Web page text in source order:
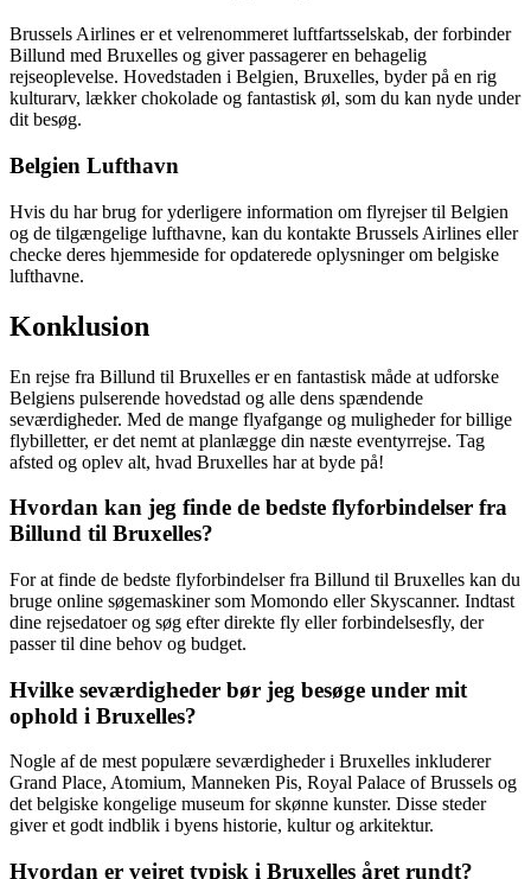
Brussels Airlines er et velrenommeret luftfartsselskab, der forbinder
Billund med Bruxelles og giver passagerer en behagelig
rejseoplevelse. Hovedstaden i Belgien, Bruxelles, byder på en rig
kulturarv, lækker chokolade og fantastisk øl, som du kan nyde under
dit besøg.
Belgien Lufthavn
Hvis du har brug for yderligere information om flyrejser til Belgien
og de tilgængelige lufthavne, kan du kontakte Brussels Airlines eller
checke deres hjemmeside for opdaterede oplysninger om belgiske
lufthavne.
Konklusion
En rejse fra Billund til Bruxelles er en fantastisk måde at udforske
Belgiens pulserende hovedstad og alle dens spændende
seværdigheder. Med de mange flyafgange og muligheder for billige
flybilletter, er det nemt at planlægge din næste eventyrrejse. Tag
afsted og oplev alt, hvad Bruxelles har at byde på!
Hvordan kan jeg finde de bedste flyforbindelser fra
Billund til Bruxelles?
For at finde de bedste flyforbindelser fra Billund til Bruxelles kan du
bruge online søgemaskiner som Momondo eller Skyscanner. Indtast
dine rejsedatoer og søg efter direkte fly eller forbindelsesfly, der
passer til dine behov og budget.
Hvilke seværdigheder bør jeg besøge under mit
ophold i Bruxelles?
Nogle af de mest populære seværdigheder i Bruxelles inkluderer
Grand Place, Atomium, Manneken Pis, Royal Palace of Brussels og
det belgiske kongelige museum for skønne kunster. Disse steder
giver et godt indblik i byens historie, kultur og arkitektur.
Hvordan er vejret typisk i Bruxelles året rundt?